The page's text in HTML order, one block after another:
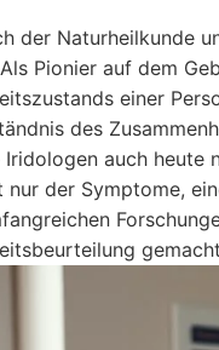
der Naturheilkunde
Pionier auf dem
einer
des
Iridologen auch heute
nur der Symptome,